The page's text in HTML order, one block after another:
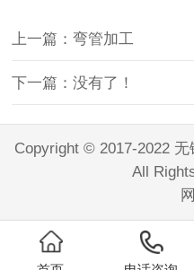
上一篇：弯管加工
下一篇：没有了！
Copyright © 2017-2022
All